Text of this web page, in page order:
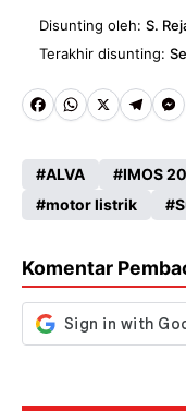
Disunting oleh: S.
Terakhir disunting:
Fa
b
o
k
W
ts
A
p
X
Te
gr
a
M
se
n
er
ALVA IMOS
motor listrik
Komentar